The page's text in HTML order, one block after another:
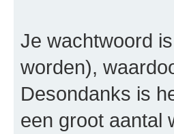
Je wachtwoord
worden),
Desondanks is
een groot aantal